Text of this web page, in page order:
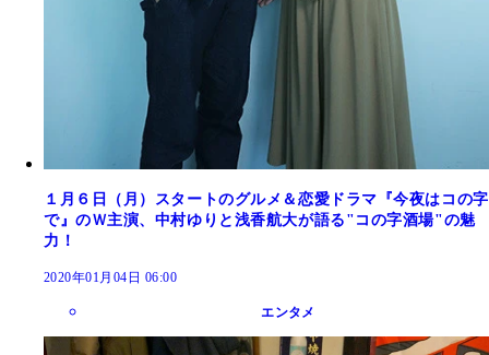
１月６日（月）スタートのグルメ＆恋愛ドラマ『今夜はコの字
で』のＷ主演、中村ゆりと浅香航大が語る"コの字酒場"の魅
力！
2020年01月04日 06:00
エンタメ